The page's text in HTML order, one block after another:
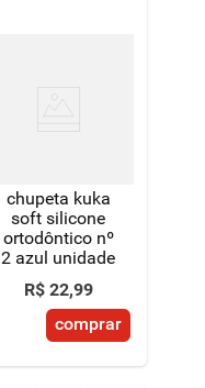
chupeta kuka
soft silicone
ortodôntico nº
2 azul unidade
R$ 22,99
comprar